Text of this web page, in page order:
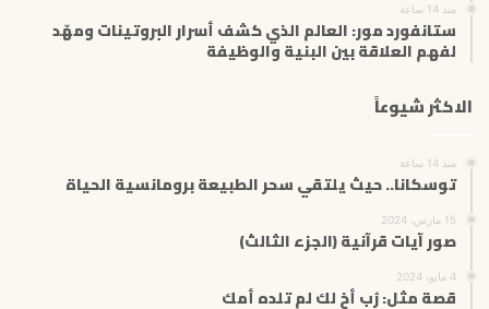
منذ 14 ساعة
ستانفورد مور: العالم الذي كشف أسرار البروتينات ومهّد
لفهم العلاقة بين البنية والوظيفة
الاكثر شيوعاً
منذ 14 ساعة
توسكانا.. حيث يلتقي سحر الطبيعة برومانسية الحياة
15 مارس، 2024
صور آيات قرآنية (الجزء الثالث)
4 مايو، 2024
قصة مثل: رُب أخ لك لم تلده أمك